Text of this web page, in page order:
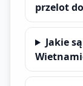
przelot
Jakie